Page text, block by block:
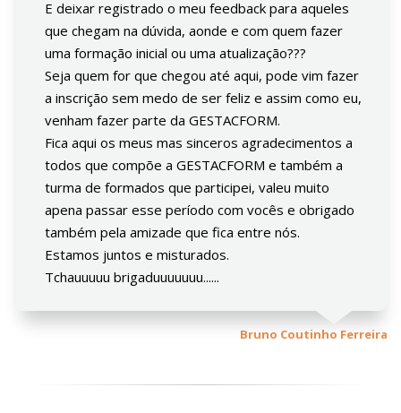
E deixar registrado o meu feedback para aqueles
que chegam na dúvida, aonde e com quem fazer
uma formação inicial ou uma atualização???
Seja quem for que chegou até aqui, pode vim fazer
a inscrição sem medo de ser feliz e assim como eu,
venham fazer parte da GESTACFORM.
Fica aqui os meus mas sinceros agradecimentos a
todos que compõe a GESTACFORM e também a
turma de formados que participei, valeu muito
apena passar esse período com vocês e obrigado
também pela amizade que fica entre nós.
Estamos juntos e misturados.
Tchauuuuu brigaduuuuuuu......
Bruno Coutinho Ferreira